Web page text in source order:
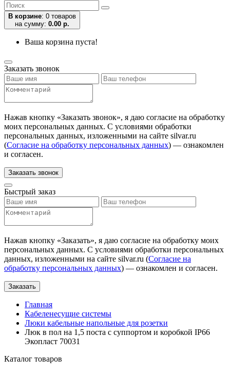
В корзине: 0 товаров
на сумму: 0.00 р.
Ваша корзина пуста!
Заказать звонок
Нажав кнопку «Заказать звонок», я даю согласие на обработку
моих персональных данных. С условиями обработки
персональных данных, изложенными на сайте silvar.ru
(Согласие на обработку персональных данных) — ознакомлен
и согласен.
Заказать звонок
Быстрый заказ
Нажав кнопку «Заказать», я даю согласие на обработку моих
персональных данных. С условиями обработки персональных
данных, изложенными на сайте silvar.ru (Согласие на
обработку персональных данных) — ознакомлен и согласен.
Заказать
Главная
Кабеленесущие системы
Люки кабельные напольные для розетки
Люк в пол на 1,5 поста с суппортом и коробкой IP66
Экопласт 70031
Каталог товаров